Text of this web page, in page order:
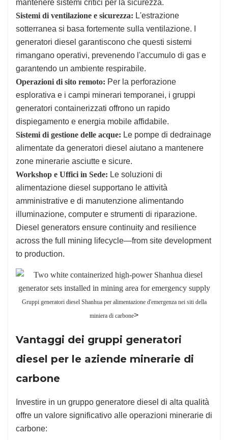
mantenere sistemi critici per la sicurezza.
Sistemi di ventilazione e sicurezza: L'estrazione
sotterranea si basa fortemente sulla ventilazione. I
generatori diesel garantiscono che questi sistemi
rimangano operativi, prevenendo l'accumulo di gas e
garantendo un ambiente respirabile.
Operazioni di sito remoto: Per la perforazione
esplorativa e i campi minerari temporanei, i gruppi
generatori containerizzati offrono un rapido
dispiegamento e energia mobile affidabile.
Sistemi di gestione delle acque: Le pompe di dedrainage
alimentate da generatori diesel aiutano a mantenere
zone minerarie asciutte e sicure.
Workshop e Uffici in Sede: Le soluzioni di
alimentazione diesel supportano le attività
amministrative e di manutenzione alimentando
illuminazione, computer e strumenti di riparazione.
Diesel generators ensure continuity and resilience
across the full mining lifecycle—from site development
to production.
Gruppi generatori diesel Shanhua per alimentazione d'emergenza nei siti della
miniera di carbone>
Vantaggi dei gruppi generatori
diesel per le aziende minerarie di
carbone
Investire in un gruppo generatore diesel di alta qualità
offre un valore significativo alle operazioni minerarie di
carbone: